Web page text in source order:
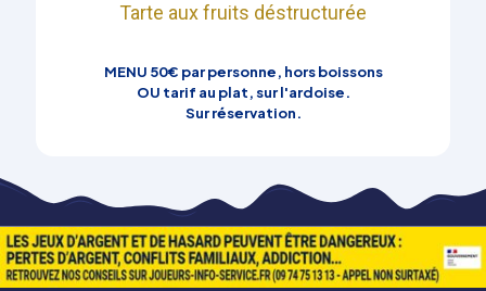
Tarte aux fruits déstructurée​
MENU 50€ par personne, hors boissons
OU tarif au plat, sur l'ardoise.
Sur réservation.